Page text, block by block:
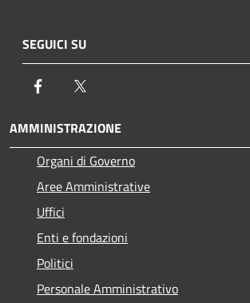
SEGUICI SU
Facebook
AMMINISTRAZIONE
Organi di Governo
Aree Amministrative
Uffici
Enti e fondazioni
Politici
Personale Amministrativo